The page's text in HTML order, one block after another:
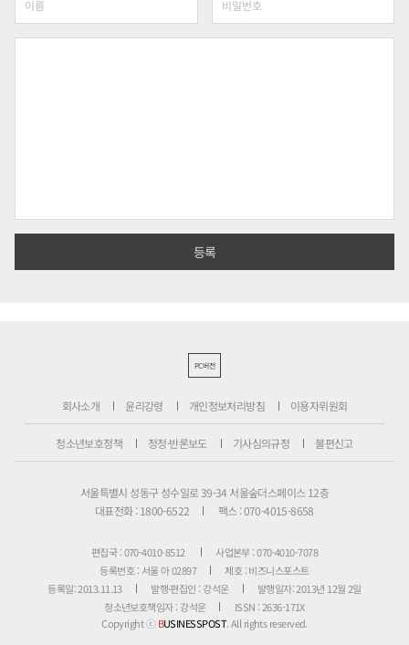
PC버전
회사소개 윤리강령 개인정보처리방침 이용자위원회
청소년보호정책 정정·반론보도 기사심의규정 불편신고
서울특별시 성동구 성수일로 39-34 서울숲더스페이스 12층
대표전화 : 1800-6522
팩스 : 070-4015-8658
편집국 : 070-4010-8512
사업본부 : 070-4010-7078
등록번호 : 서울 아 02897
제호 : 비즈니스포스트
등록일: 2013.11.13
발행·편집인 : 강석운
발행일자: 2013년 12월 2일
청소년보호책임자 : 강석운
ISSN : 2636-171X
Copyright ⓒBUSINESSPOST. All rights reserved.